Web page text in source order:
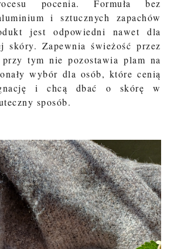
pocenia. Formuła bez
i sztucznych zapachów
jest odpowiedni nawet dla
skóry. Zapewnia świeżość przez
tym nie pozostawia plam na
wybór dla osób, które cenią
i chcą dbać o skórę w
sposób.